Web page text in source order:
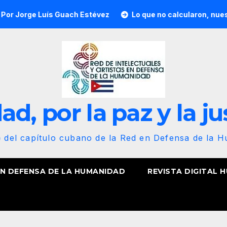
Guach Estévez Lo que no calcularon, nuestra
por la paz y la
del capítulo cubano de la Red en Defensa de la
DEFENSA DE LA HUMANIDAD REVISTA DIGITAL